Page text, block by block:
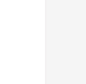
準